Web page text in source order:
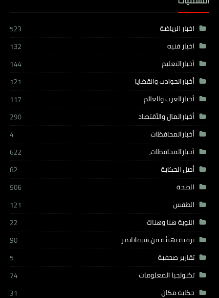
اخبار الرياضة
523
اخبار فنيه
132
أخبارالتعليم
144
أخبارالحوادث والقضايا
121
أخبارالعرب والعالم
117
أخبارالمال والأقتصاد
290
أخبارالمحافظات
4
أخبارالمحافظات،
622
أصل الحكاية
82
الصحة
506
الطقس
121
النوبة هنا وهناك
22
برقية تهنئة من شيفاتايمز
90
تقارير صحفية
5
تكنولجيا المعلومات
74
حكاية مكان
31